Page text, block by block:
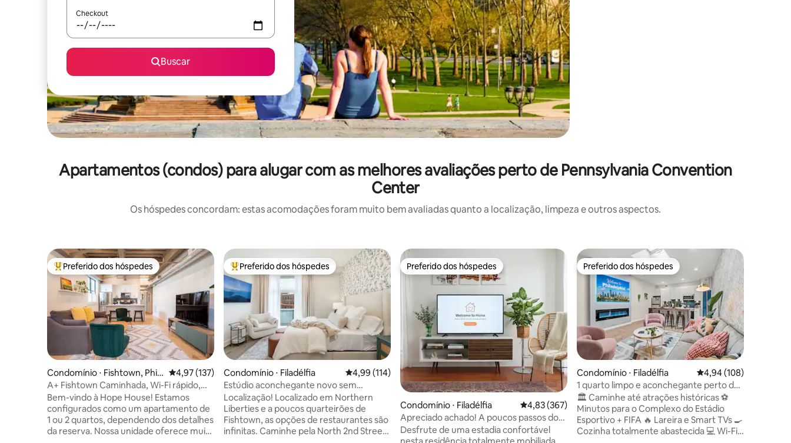
Checkout
Buscar
Apartamentos (condos) para alugar com as melhores avaliações perto de Pennsylvania Convention
Center
Os hóspedes concordam: estas acomodações foram muito bem avaliadas quanto a localização, limpeza e outros aspectos.
Entre os melhores preferidos dos hóspedes
Preferido dos hóspedes
Condomínio ⋅ Fishtown, Phila
delphia
4,97 de uma avaliação média de 5, 137 avaliações
4,97 (137)
A+ Fishtown Caminhada, Wi-Fi rápido,
espaçoso!
Bem-vindo à Hope House! Estamos
configurados como um apartamento de
1 ou 2 quartos, dependendo dos detalhes
da reserva. Nossa unidade oferece muita
Entre os melhores preferidos dos hóspedes
Preferido dos hóspedes
Condomínio ⋅ Filadélfia 4,99 de uma avaliação média de 5, 114 avaliações
4,99 (114)
Estúdio aconchegante novo sem
bibliotecas
Localização! Localizado em Northern
Liberties e a poucos quarteirões de
Fishtown, as opções de restaurantes são
infinitas. Caminhe pela North 2nd Street
Preferido dos hóspedes
Preferido dos hóspedes
Condomínio ⋅ Filadélfia 4,83 de uma avaliação média de 5, 367 avaliações
4,83 (367)
Apreciado achado! A poucos passos do
The Met com estacionamento incluído
Desfrute de uma estadia confortável
Preferido dos hóspedes
Preferido dos hóspedes
Condomínio ⋅ Filadélfia 4,94 de uma avaliação
4,94 (108)
1 quarto limpo e aconchegante perto do
Liberty Bell e da orla do rio
🏛️ Caminhe até atrações históricas ⚽
Minutos para o Complexo do Estádio
Esportivo + FIFA 🔥 Lareira e Smart TVs 🍳
Cozinha totalmente abastecida 💻 Wi-Fi